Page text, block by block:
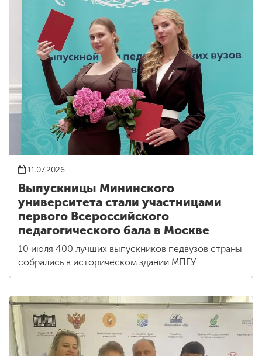
11.07.2026
Выпускницы Мининского
университета стали участницами
первого Всероссийского
педагогического бала в Москве
10 июля 400 лучших выпускников педвузов страны
собрались в историческом здании МПГУ